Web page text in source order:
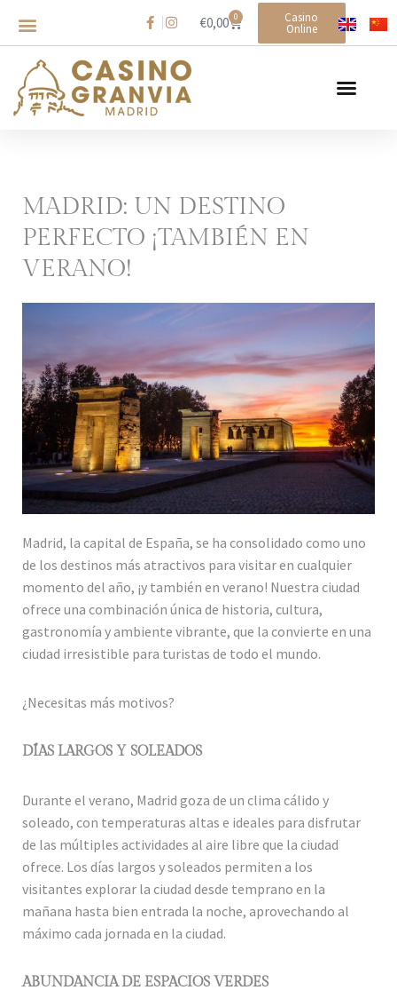
Saltar
contenido
€0,00 0 Casino
Online
MADRID: UN DESTINO
PERFECTO ¡TAMBIÉN EN
VERANO!
Madrid, la capital de España, se ha consolidado como uno
de los destinos más atractivos para visitar en cualquier
momento del año, ¡y también en verano! Nuestra ciudad
ofrece una combinación única de historia, cultura,
gastronomía y ambiente vibrante, que la convierte en una
ciudad irresistible para turistas de todo el mundo.
¿Necesitas más motivos?
DÍAS LARGOS Y SOLEADOS
Durante el verano, Madrid goza de un clima cálido y
soleado, con temperaturas altas e ideales para disfrutar
de las múltiples actividades al aire libre que la ciudad
ofrece. Los días largos y soleados permiten a los
visitantes explorar la ciudad desde temprano en la
mañana hasta bien entrada la noche, aprovechando al
máximo cada jornada en la ciudad.
ABUNDANCIA DE ESPACIOS VERDES